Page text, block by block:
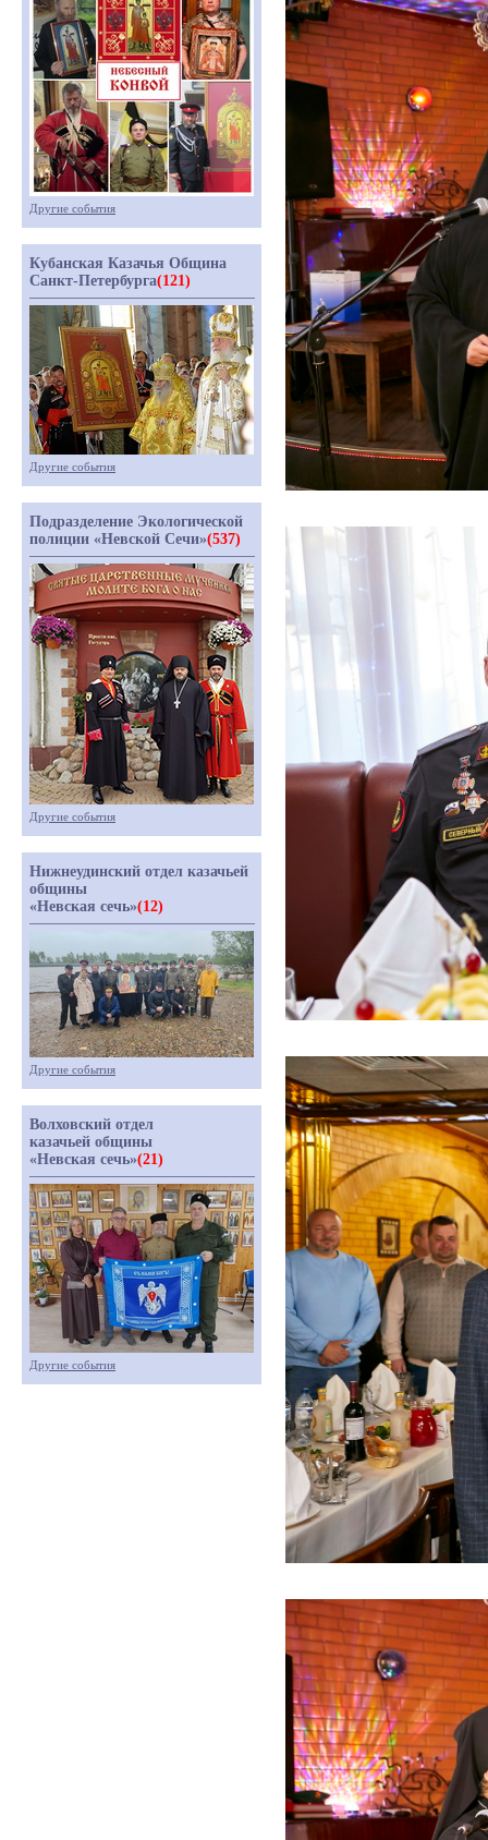
Другие события
Кубанская Казачья Община
Санкт-Петербурга(121)
Другие события
Подразделение Экологической
полиции «Невской Сечи»(537)
Другие события
Нижнеудинский отдел казачьей
общины
«Невская сечь»(12)
Другие события
Волховский отдел
казачьей общины
«Невская сечь»(21)
Другие события